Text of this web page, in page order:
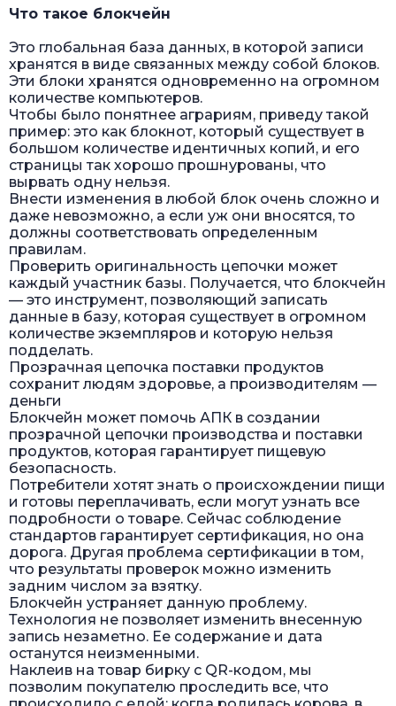
Что такое блокчейн
Это глобальная база данных, в которой записи
хранятся в виде связанных между собой блоков.
Эти блоки хранятся одновременно на огромном
количестве компьютеров.
Чтобы было понятнее аграриям, приведу такой
пример: это как блокнот, который существует в
большом количестве идентичных копий, и его
страницы так хорошо прошнурованы, что
вырвать одну нельзя.
Внести изменения в любой блок очень сложно и
даже невозможно, а если уж они вносятся, то
должны соответствовать определенным
правилам.
Проверить оригинальность цепочки может
каждый участник базы. Получается, что блокчейн
— это инструмент, позволяющий записать
данные в базу, которая существует в огромном
количестве экземпляров и которую нельзя
подделать.
Прозрачная цепочка поставки продуктов
сохранит людям здоровье, а производителям —
деньги
Блокчейн может помочь АПК в создании
прозрачной цепочки производства и поставки
продуктов, которая гарантирует пищевую
безопасность.
Потребители хотят знать о происхождении пищи
и готовы переплачивать, если могут узнать все
подробности о товаре. Сейчас соблюдение
стандартов гарантирует сертификация, но она
дорога. Другая проблема сертификации в том,
что результаты проверок можно изменить
задним числом за взятку.
Блокчейн устраняет данную проблему.
Технология не позволяет изменить внесенную
запись незаметно. Ее содержание и дата
останутся неизменными.
Наклеив на товар бирку с QR-кодом, мы
позволим покупателю проследить все, что